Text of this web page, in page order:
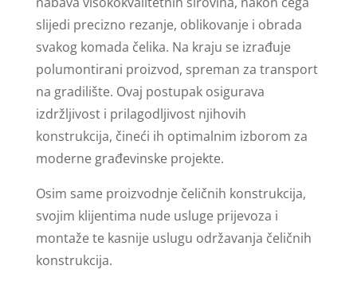
slijedi precizno rezanje, oblikovanje i obrada
svakog komada čelika. Na kraju se izrađuje
polumontirani proizvod, spreman za transport
na gradilište. Ovaj postupak osigurava
izdržljivost i prilagodljivost njihovih
konstrukcija, čineći ih optimalnim izborom za
moderne građevinske projekte.
Osim same proizvodnje čeličnih konstrukcija,
svojim klijentima nude usluge prijevoza i
montaže te kasnije uslugu održavanja čeličnih
konstrukcija.